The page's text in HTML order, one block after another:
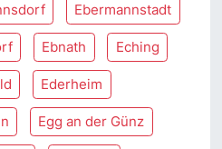
Ebermannstadt
Ebnath Eching
Ederheim
Egg an der Günz